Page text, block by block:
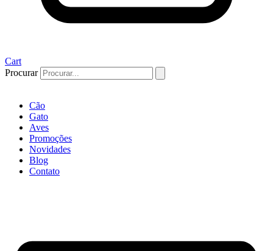
Cart
Procurar
Cão
Gato
Aves
Promoções
Novidades
Blog
Contato